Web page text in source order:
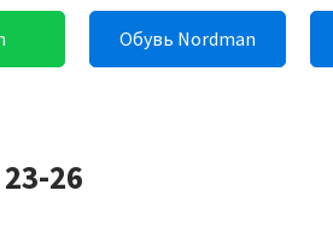
Обувь Nordman
26